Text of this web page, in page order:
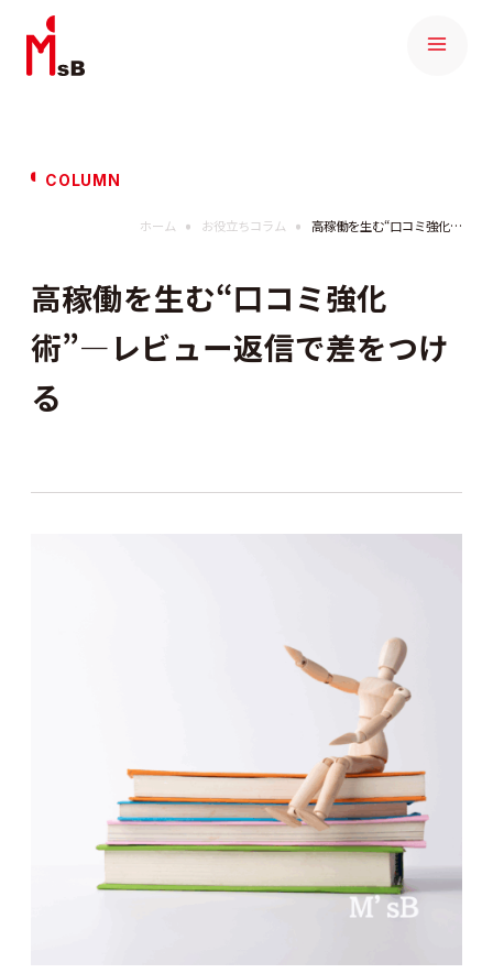
COLUMN
ホーム お役立ちコラム 高稼働を生む“口コミ強化術”―レビュー返信で差をつける
高稼働を生む“口コミ強化
術”―レビュー返信で差をつけ
る